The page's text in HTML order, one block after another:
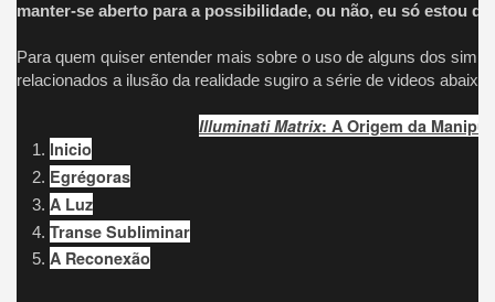
manter-se aberto para a possibilidade, ou não, eu só estou
Para quem quiser entender mais sobre o uso de alguns dos
relacionados a ilusão da realidade sugiro a série de videos abaixo:
Illuminati Matrix: A Origem da
Inicio
Egrégoras
A Luz
Transe Subliminar
A Reconexão